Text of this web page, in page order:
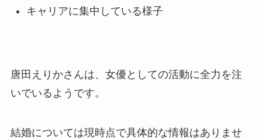
キャリアに集中している様子
唐田えりかさんは、女優としての活動に全力を注
いでいるようです。
結婚については現時点で具体的な情報はありませ